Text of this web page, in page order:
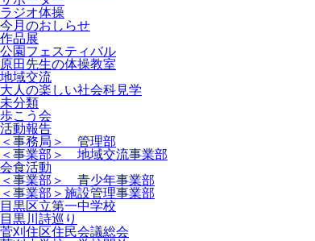
ラジオ体操
今月のおしらせ
作品展
公園フェスティバル
原田先生の体操教室
地域交流
大人の楽しい社会科見学
未分類
歩こう会
活動報告
＜事務局＞ 管理部
＜事業部＞ 地域交流事業部
会食活動
＜事業部＞ 青少年事業部
＜事業部＞施設管理事業部
目黒区立第一中学校
目黒川詩巡り
菅刈住区住民会議総会